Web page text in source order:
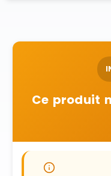
Ce produit